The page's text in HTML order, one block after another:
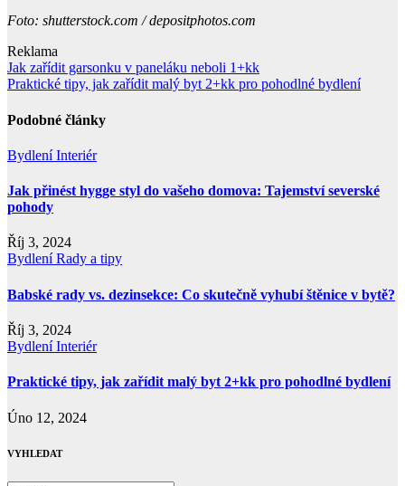
Foto: shutterstock.com / depositphotos.com
Reklama
Navigace
pro
příspěvek
Jak zařídit garsonku v paneláku neboli 1+kk
Praktické tipy, jak zařídit malý byt 2+kk pro pohodlné bydlení
Podobné články
BydleníInteriér
Jak přinést hygge styl do vašeho domova: Tajemství severské
pohody
Říj 3, 2024
BydleníRady a tipy
Babské rady vs. dezinsekce: Co skutečně vyhubí štěnice v bytě?
Říj 3, 2024
BydleníInteriér
Praktické tipy, jak zařídit malý byt 2+kk pro pohodlné bydlení
Úno 12, 2024
VYHLEDAT